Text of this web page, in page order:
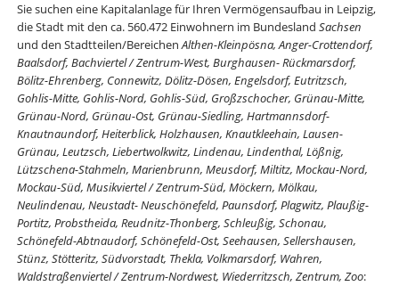
Sie suchen eine Kapitalanlage für Ihren Vermögensaufbau in Leipzig,
die Stadt mit den ca. 560.472 Einwohnern im Bundesland Sachsen
und den Stadtteilen/BereichenAlthen-Kleinpösna, Anger-Crottendorf,
Baalsdorf, Bachviertel / Zentrum-West, Burghausen- Rückmarsdorf,
Bölitz-Ehrenberg, Connewitz, Dölitz-Dösen, Engelsdorf, Eutritzsch,
Gohlis-Mitte, Gohlis-Nord, Gohlis-Süd, Großzschocher, Grünau-Mitte,
Grünau-Nord, Grünau-Ost, Grünau-Siedling, Hartmannsdorf-
Knautnaundorf, Heiterblick, Holzhausen, Knautkleehain, Lausen-
Grünau, Leutzsch, Liebertwolkwitz, Lindenau, Lindenthal, Lößnig,
Lützschena-Stahmeln, Marienbrunn, Meusdorf, Miltitz, Mockau-Nord,
Mockau-Süd, Musikviertel / Zentrum-Süd, Möckern, Mölkau,
Neulindenau, Neustadt- Neuschönefeld, Paunsdorf, Plagwitz, Plaußig-
Portitz, Probstheida, Reudnitz-Thonberg, Schleußig, Schonau,
Schönefeld-Abtnaudorf, Schönefeld-Ost, Seehausen, Sellershausen,
Stünz, Stötteritz, Südvorstadt, Thekla, Volkmarsdorf, Wahren,
Waldstraßenviertel / Zentrum-Nordwest, Wiederritzsch, Zentrum, Zoo: